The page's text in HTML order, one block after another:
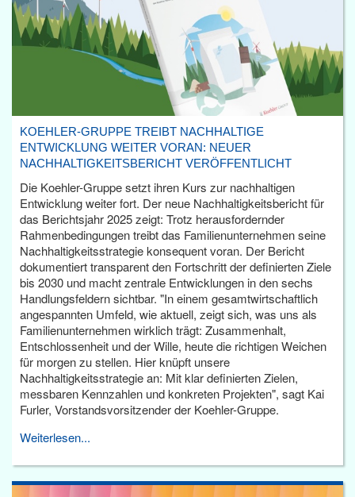
KOEHLER-GRUPPE TREIBT NACHHALTIGE
ENTWICKLUNG WEITER VORAN: NEUER
NACHHALTIGKEITSBERICHT VERÖFFENTLICHT
Die Koehler-Gruppe setzt ihren Kurs zur nachhaltigen
Entwicklung weiter fort. Der neue Nachhaltigkeitsbericht für
das Berichtsjahr 2025 zeigt: Trotz herausfordernder
Rahmenbedingungen treibt das Familienunternehmen seine
Nachhaltigkeitsstrategie konsequent voran. Der Bericht
dokumentiert transparent den Fortschritt der definierten Ziele
bis 2030 und macht zentrale Entwicklungen in den sechs
Handlungsfeldern sichtbar. "In einem gesamtwirtschaftlich
angespannten Umfeld, wie aktuell, zeigt sich, was uns als
Familienunternehmen wirklich trägt: Zusammenhalt,
Entschlossenheit und der Wille, heute die richtigen Weichen
für morgen zu stellen. Hier knüpft unsere
Nachhaltigkeitsstrategie an: Mit klar definierten Zielen,
messbaren Kennzahlen und konkreten Projekten", sagt Kai
Furler, Vorstandsvorsitzender der Koehler-Gruppe.
Weiterlesen...